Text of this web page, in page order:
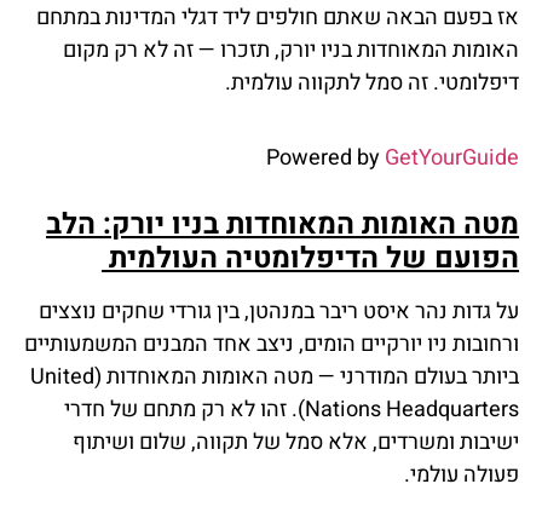
אז בפעם הבאה שאתם חולפים ליד דגלי המדינות במתחם
האומות המאוחדות בניו יורק, תזכרו — זה לא רק מקום
דיפלומטי. זה סמל לתקווה עולמית.
Powered byGetYourGuide
מטה האומות המאוחדות בניו יורק: הלב
הפועם של הדיפלומטיה העולמית
על גדות נהר איסט ריבר במנהטן, בין גורדי שחקים נוצצים
ורחובות ניו יורקיים הומים, ניצב אחד המבנים המשמעותיים
ביותר בעולם המודרני — מטה האומות המאוחדות (United
Nations Headquarters). זהו לא רק מתחם של חדרי
ישיבות ומשרדים, אלא סמל של תקווה, שלום ושיתוף
פעולה עולמי.